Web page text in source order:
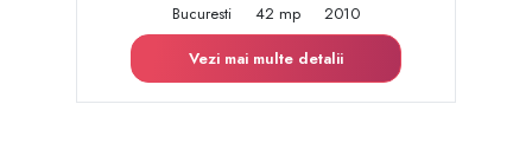
Bucuresti
42 mp
2010
Vezi mai multe detalii